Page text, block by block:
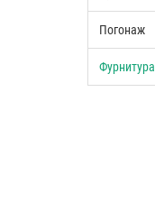
Погонаж
Фурнитура